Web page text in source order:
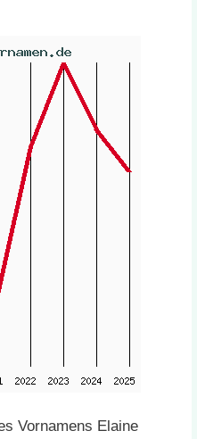
Vornamens Elaine